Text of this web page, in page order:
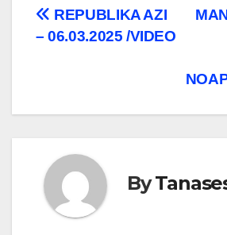
Navigare
REPUBLIKA AZI
– 06.03.2025 /VIDEO
By